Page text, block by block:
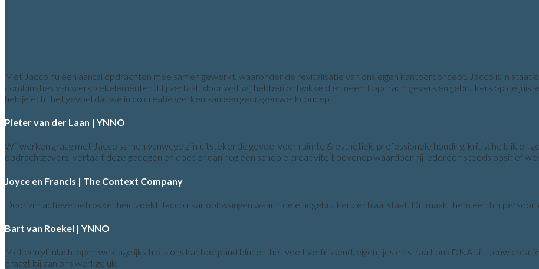
Met Jacco nu een aantal opdrachten mee samen gewerkt, waaronder de revitalisatie van ons eigen kantoorconcept. Jacco is in staat
combinaties van werkplekelementen. Hij vertaalt door wat wij hebben ontwikkeld en neemt opdrachtgevers en gebruikers op de
heb je echt het gevoel dat we in co creatie werken aan een gedragen werkconcept.
Pieter van der Laan | YNNO
Wij werken graag met Jacco samen vanwege zijn uitstekende gevoel voor ruimte & esthetiek, professionele houding, kritische blik én
opdrachtgevers, vertaalt deze gedegen en doet er dan nog een schepje creativiteit bovenop waardoor hij iedereen steeds positief
Joyce en Francis | The Context Company
Door zijn actieve betrokkenheid zoekt Jacco naar oplossingen waarin de eindgebruiker centraal staat. Dit maakt hem een fijn
Bart van Roekel | YNNO
Met een glimlach lopen we dagelijks trots ons kantoorpand binnen, het voelt verfrissend, eigentijds en straalt ons DNA uit. Jouw
draagt bij aan ons werkgeluk.